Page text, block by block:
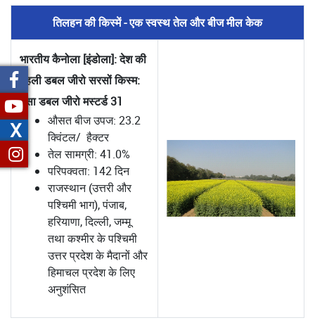
तिलहन की किस्में - एक स्वस्थ तेल और बीज मील केक
भारतीय कैनोला [इंडोला]: देश की
पहली डबल जीरो सरसों किस्म:
पूसा डबल जीरो मस्टर्ड 31
औसत बीज उपज: 23.2
क्विंटल/ हैक्टर
तेल सामग्री: 41.0%
परिपक्वता: 142 दिन
राजस्थान (उत्तरी और
पश्चिमी भाग), पंजाब,
हरियाणा, दिल्ली, जम्मू
तथा कश्मीर के पश्चिमी
उत्तर प्रदेश के मैदानों और
हिमाचल प्रदेश के लिए
अनुशंसित
X